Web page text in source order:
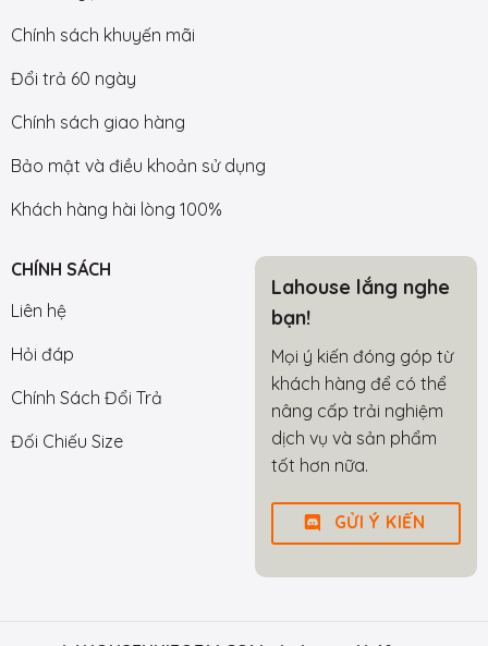
Chính sách khuyến mãi
Đổi trả 60 ngày
Chính sách giao hàng
Bảo mật và điều khoản sử dụng
Khách hàng hài lòng 100%
CHÍNH SÁCH
Liên hệ
Hỏi đáp
Chính Sách Đổi Trả
Đối Chiếu Size
Lahouse lắng nghe
bạn!
Mọi ý kiến đóng góp từ
khách hàng để có thể
nâng cấp trải nghiệm
dịch vụ và sản phẩm
tốt hơn nữa.
GỬI Ý KIẾN